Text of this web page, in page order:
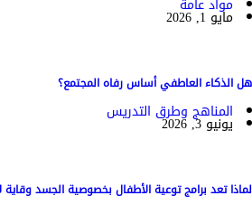
مواد عامة
مايو 1, 2026
هل الذكاء العاطفي أساس رفاه المجتمع؟
المناهج وطرق التدريس
يونيو 3, 2026
لماذا تعد برامج توعية الأطفال بخصوصية الجسد